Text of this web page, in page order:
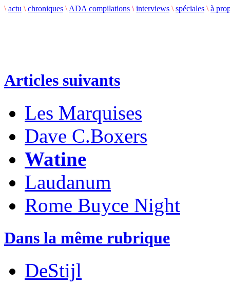
\ actu \ chroniques \ ADA compilations \ interviews \ spéciales \ à
Articles suivants
Les Marquises
Dave C.Boxers
Watine
Laudanum
Rome Buyce Night
Dans la même rubrique
DeStijl